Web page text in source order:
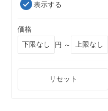
表示する
価格
円 ～
リセット